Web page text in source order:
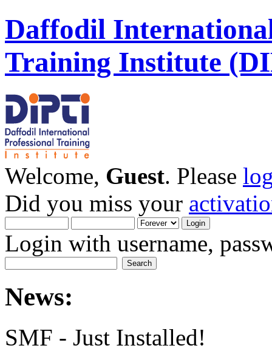
Daffodil
Training Institute
Welcome, Guest. Please
Did you miss your
Login with username,
News:
SMF - Just Installed!